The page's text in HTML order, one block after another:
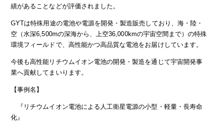
績があることなどが評価されました。
GYTは特殊用途の電池や電源を開発・製造販売しており、海・陸・
空（水深6,500mの深海から、上空36,000kmの宇宙空間まで）の特殊
環境フィールドで、高性能かつ高品質な電池をお届けしています。
今後も高性能リチウムイオン電池の開発・製造を通じて宇宙開発事
業へ貢献してまいります。
【事例名】
『リチウムイオン電池による人工衛星電源の小型・軽量・長寿命
化』